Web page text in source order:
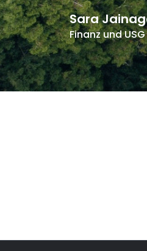
Sara
Finanz und USG